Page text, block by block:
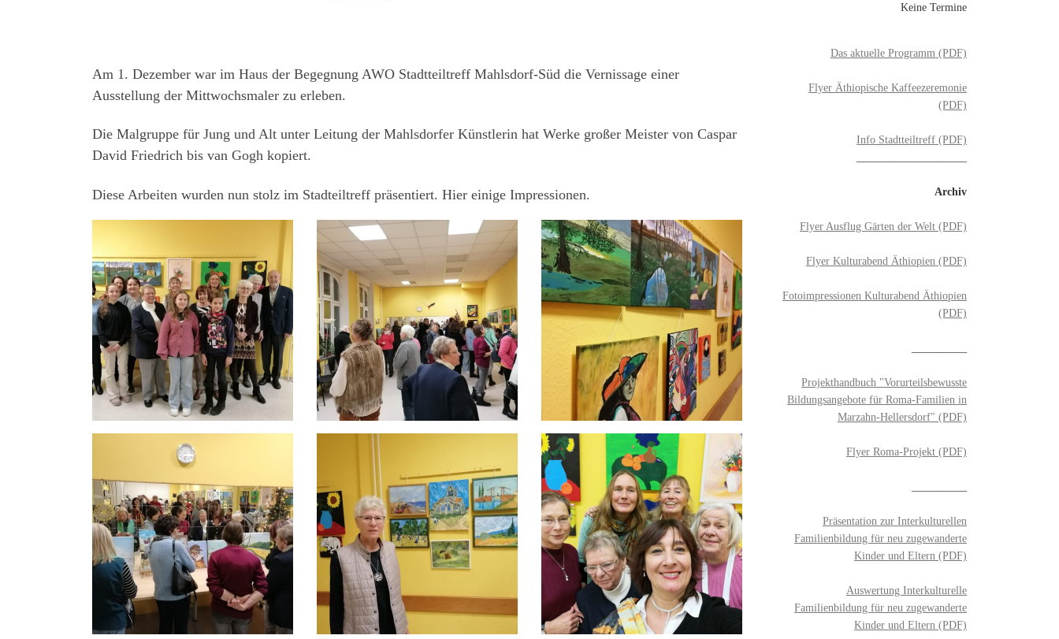
Am 1. Dezember war im Haus der Begegnung AWO Stadtteiltreff Mahlsdorf-Süd die Vernissage einer
Ausstellung der Mittwochsmaler zu erleben.
Die Malgruppe für Jung und Alt unter Leitung der Mahlsdorfer Künstlerin hat Werke großer Meister von Caspar
David Friedrich bis van Gogh kopiert.
Diese Arbeiten wurden nun stolz im Stadteiltreff präsentiert. Hier einige Impressionen.
Keine Termine
Das aktuelle Programm (PDF)
Flyer Äthiopische Kaffeezeremonie
(PDF)
Info Stadtteiltreff (PDF)
Archiv
Flyer Ausflug Gärten der Welt (PDF)
Flyer Kulturabend Äthiopien (PDF)
Fotoimpressionen Kulturabend Äthiopien
(PDF)
Projekthandbuch "Vorurteilsbewusste
Bildungsangebote für Roma-Familien in
Marzahn-Hellersdorf" (PDF)
Flyer Roma-Projekt (PDF)
Präsentation zur Interkulturellen
Familienbildung für neu zugewanderte
Kinder und Eltern (PDF)
Auswertung Interkulturelle
Familienbildung für neu zugewanderte
Kinder und Eltern (PDF)